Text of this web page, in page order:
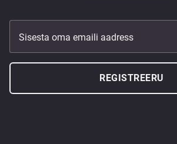
Sisesta oma emaili aadress
REGISTREERU